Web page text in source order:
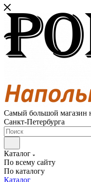
Самый большой магазин
Санкт-Петербурга
Каталог
По всему сайту
По каталогу
Каталог